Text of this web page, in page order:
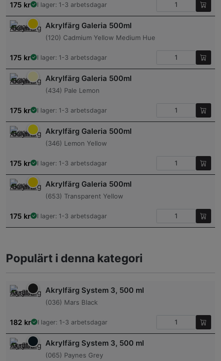
175 kr I lager: 1-3 arbetsdagar
Akrylfärg Galeria 500ml
(120) Cadmium Yellow Medium Hue
175 kr I lager: 1-3 arbetsdagar
Akrylfärg Galeria 500ml
(434) Pale Lemon
175 kr I lager: 1-3 arbetsdagar
Akrylfärg Galeria 500ml
(346) Lemon Yellow
175 kr I lager: 1-3 arbetsdagar
Akrylfärg Galeria 500ml
(653) Transparent Yellow
175 kr I lager: 1-3 arbetsdagar
Populärt i denna kategori
Akrylfärg System 3, 500 ml
(036) Mars Black
182 kr I lager: 1-3 arbetsdagar
Akrylfärg System 3, 500 ml
(065) Paynes Grey